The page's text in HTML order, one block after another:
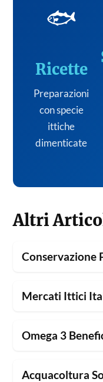
🐟
Ricette
Preparazioni
con specie
ittiche
dimenticate
Altri
Conservazione
Mercati Ittici
Omega 3
Acquacoltura